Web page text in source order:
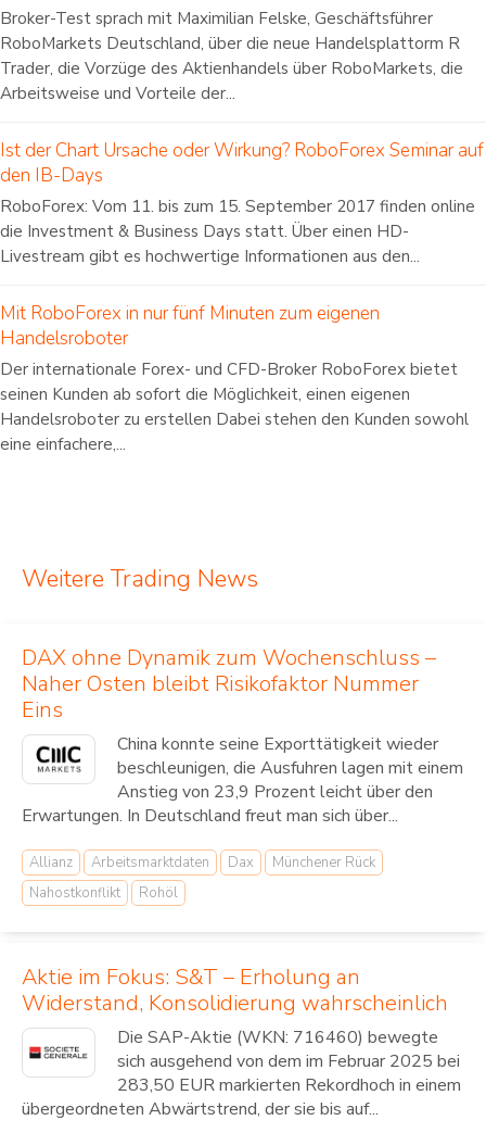
Broker-Test sprach mit Maximilian Felske, Geschäftsführer
RoboMarkets Deutschland, über die neue Handelsplattorm R
Trader, die Vorzüge des Aktienhandels über RoboMarkets, die
Arbeitsweise und Vorteile der...
Ist der Chart Ursache oder Wirkung? RoboForex Seminar auf
den IB-Days
RoboForex: Vom 11. bis zum 15. September 2017 finden online
die Investment & Business Days statt. Über einen HD-
Livestream gibt es hochwertige Informationen aus den...
Mit RoboForex in nur fünf Minuten zum eigenen
Handelsroboter
Der internationale Forex- und CFD-Broker RoboForex bietet
seinen Kunden ab sofort die Möglichkeit, einen eigenen
Handelsroboter zu erstellen Dabei stehen den Kunden sowohl
eine einfachere,...
Weitere Trading News
DAX ohne Dynamik zum Wochenschluss –
Naher Osten bleibt Risikofaktor Nummer
Eins
China konnte seine Exporttätigkeit wieder
beschleunigen, die Ausfuhren lagen mit einem
Anstieg von 23,9 Prozent leicht über den
Erwartungen. In Deutschland freut man sich über...
Allianz Arbeitsmarktdaten Dax
Münchener Rück
Nahostkonflikt
Rohöl
Aktie im Fokus: S&T – Erholung an
Widerstand, Konsolidierung wahrscheinlich
Die SAP-Aktie (WKN: 716460) bewegte
sich ausgehend von dem im Februar 2025 bei
283,50 EUR markierten Rekordhoch in einem
übergeordneten Abwärtstrend, der sie bis auf...